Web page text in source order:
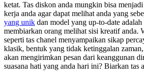
ketat. Tas diskon anda mungkin bisa
kerja anda agar dapat melihat anda yang
yang unik dan model yang up-to-date
membiarkan orang melihat sisi kreatif anda.
seperti tas chanel menyampaikan sikap
klasik, bentuk yang tidak ketinggalan
akan mengirimkan pesan dari keanggunan
suasana hati yang anda hari ini? Biarkan tas